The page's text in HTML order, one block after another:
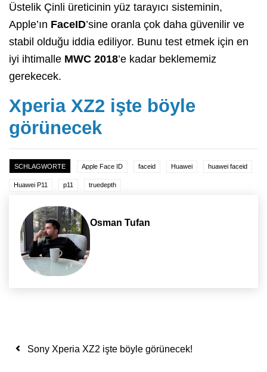
Üstelik Çinli üreticinin yüz tarayıcı sisteminin,
Apple’ın FaceID’sine oranla çok daha güvenilir ve
stabil olduğu iddia ediliyor. Bunu test etmek için en
iyi ihtimalle MWC 2018’e kadar beklememiz
gerekecek.
Xperia XZ2 işte böyle
görünecek
SCHLAGWORTE Apple Face ID faceid Huawei huawei faceid
Huawei P11 p11 truedepth
Osman Tufan
Yazı dolaşımı
Sony Xperia XZ2 işte böyle görünecek!